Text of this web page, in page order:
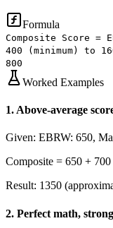
Formula
Composite Score =
400 (minimum) to
800
Worked Examples
1. Above-average
Given: EBRW: 650,
Composite = 650 +
Result: 1350
2. Perfect math,